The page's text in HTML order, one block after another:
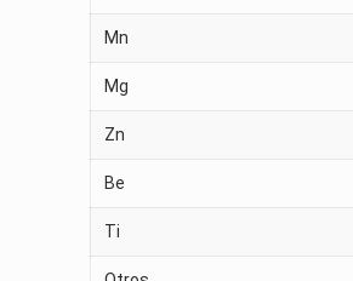
Mn
Mg
Zn
Be
Ti